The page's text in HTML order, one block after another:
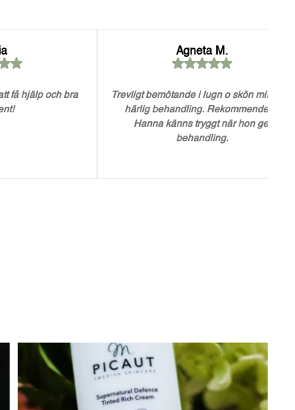
få hjälp och bra
Agneta M.
Trevligt bemötande i lugn o skön miljö. En
härlig behandling. Rekommenderar
Hanna känns tryggt när hon ger
behandling.
Njut av solens härliga strålar men
skydda dig
...